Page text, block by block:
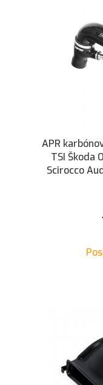
APR
TSI Škoda
Scirocco